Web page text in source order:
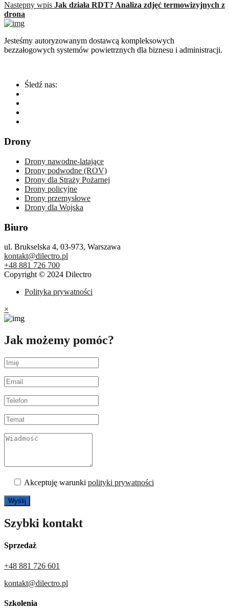
Następny wpis Jak działa RDT? Analiza zdjęć termowizyjnych z
drona
Jesteśmy autoryzowanym dostawcą kompleksowych
bezzałogowych systemów powietrznych dla biznesu i administracji.
Śledź nas:
Drony
Drony nawodne-latające
Drony podwodne (ROV)
Drony dla Straży Pożarnej
Drony policyjne
Drony przemysłowe
Drony dla Wojska
Biuro
ul. Brukselska 4, 03-973, Warszawa
kontakt@dilectro.pl
+48 881 726 700
Copyright © 2024 Dilectro
Polityka prywatności
×
Jak możemy pomóc?
Akceptuję warunki polityki prywatności
Szybki kontakt
Sprzedaż
+48 881 726 601
kontakt@dilectro.pl
Szkolenia